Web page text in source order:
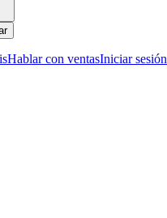
Hablar con ventasIniciar sesión